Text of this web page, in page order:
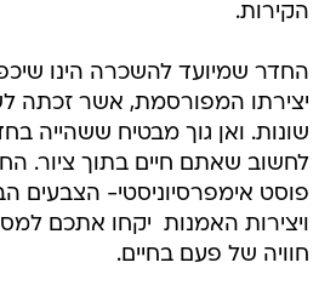
הקירות.
החדר שמיועד להשכרה הינו
יצירתו המפורסמת, אשר זכתה
שונות. ואן גוך מבטיח ששהייה
לחשוב שאתם חיים בתוך ציור.
פוסט אימפרסיוניסטי- הצבעים
ויצירות האמנות  יקחו אתכם
חוויה של פעם בחיים.